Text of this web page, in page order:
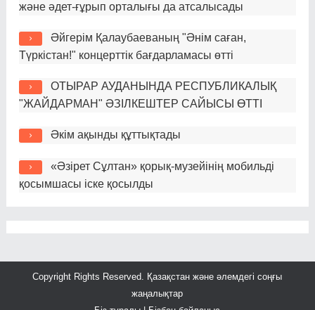
және әдет-ғұрып орталығы да атсалысады
Әйгерім Қалаубаеваның "Әнім саған,
Түркістан!" концерттік бағдарламасы өтті
ОТЫРАР АУДАНЫНДА РЕСПУБЛИКАЛЫҚ
"ЖАЙДАРМАН" ӘЗІЛКЕШТЕР САЙЫСЫ ӨТТІ
Әкім ақынды құттықтады
«Әзірет Сұлтан» қорық-музейінің мобильді
қосымшасы іске қосылды
Copyright Rights Reserved. Қазақстан және әлемдегі соңғы
жаңалықтар